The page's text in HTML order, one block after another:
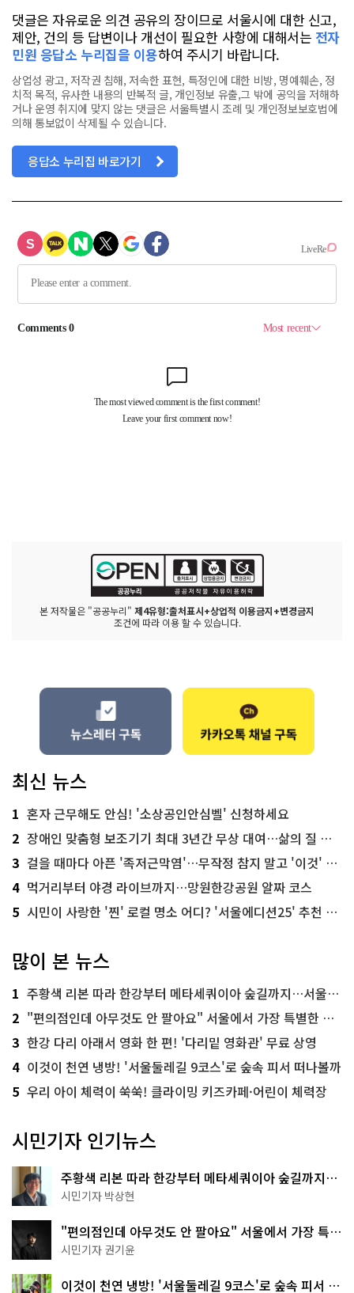
댓글은 자유로운 의견 공유의 장이므로 서울시에 대한 신고,
제안, 건의 등 답변이나 개선이 필요한 사항에 대해서는 전자
민원 응답소 누리집을 이용하여 주시기 바랍니다.
상업성 광고, 저작권 침해, 저속한 표현, 특정인에 대한 비방, 명예훼손, 정
치적 목적, 유사한 내용의 반복적 글, 개인정보 유출,그 밖에 공익을 저해하
거나 운영 취지에 맞지 않는 댓글은 서울특별시 조례 및 개인정보보호법에
의해 통보없이 삭제될 수 있습니다.
응답소 누리집 바로가기
본 저작물은 "공공누리" 제4유형:출처표시+상업적 이용금지+변경금지
조건에 따라 이용 할 수 있습니다.
최신 뉴스
1 혼자 근무해도 안심! '소상공인안심벨' 신청하세요
2 장애인 맞춤형 보조기기 최대 3년간 무상 대여…삶의 질 높인다
3 걸을 때마다 아픈 '족저근막염'…무작정 참지 말고 '이것' 해보세요!
4 먹거리부터 야경 라이브까지…망원한강공원 알짜 코스
5 시민이 사랑한 '찐' 로컬 명소 어디? '서울에디션25' 추천 코스
많이 본 뉴스
1 주황색 리본 따라 한강부터 메타세쿼이아 숲길까지…서울둘레길 15코스
2 "편의점인데 아무것도 안 팔아요" 서울에서 가장 특별한 편의점의 정체
3 한강 다리 아래서 영화 한 편! '다리밑 영화관' 무료 상영
4 이것이 천연 냉방! '서울둘레길 9코스'로 숲속 피서 떠나볼까
5 우리 아이 체력이 쑥쑥! 클라이밍 키즈카페·어린이 체력장
시민기자 인기뉴스
주황색 리본 따라 한강부터 메타세쿼이아 숲길까지…
서울둘레길 15코스
시민기자 박상현
"편의점인데 아무것도 안 팔아요" 서울에서 가장 특별
한 편의점의 정체
시민기자 권기윤
이것이 천연 냉방! '서울둘레길 9코스'로 숲속 피서 떠